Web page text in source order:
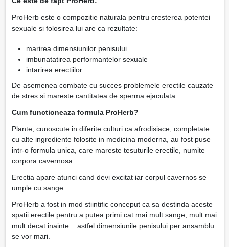
ProHerb este o compozitie naturala pentru cresterea potentei
sexuale si folosirea lui are ca rezultate:
marirea dimensiunilor penisului
imbunatatirea performantelor sexuale
intarirea erectiilor
De asemenea combate cu succes problemele erectile cauzate
de stres si mareste cantitatea de sperma ejaculata.
Cum functioneaza formula ProHerb?
Plante, cunoscute in diferite culturi ca afrodisiace, completate
cu alte ingrediente folosite in medicina moderna, au fost puse
intr-o formula unica, care mareste tesuturile erectile, numite
corpora cavernosa.
Erectia apare atunci cand devi excitat iar corpul cavernos se
umple cu sange
ProHerb a fost in mod stiintific conceput ca sa destinda aceste
spatii erectile pentru a putea primi cat mai mult sange, mult mai
mult decat inainte... astfel dimensiunile penisului per ansamblu
se vor mari.